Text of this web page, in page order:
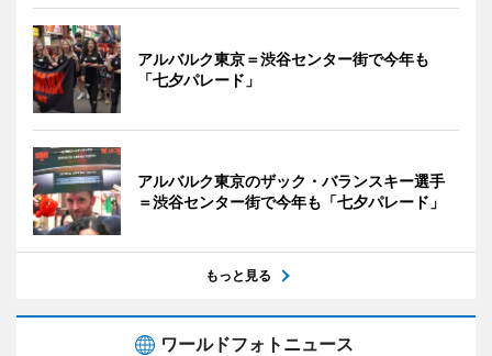
アルバルク東京＝渋谷センター街で今年も
「七夕パレード」
アルバルク東京のザック・バランスキー選手
＝渋谷センター街で今年も「七夕パレード」
もっと見る
ワールドフォトニュース